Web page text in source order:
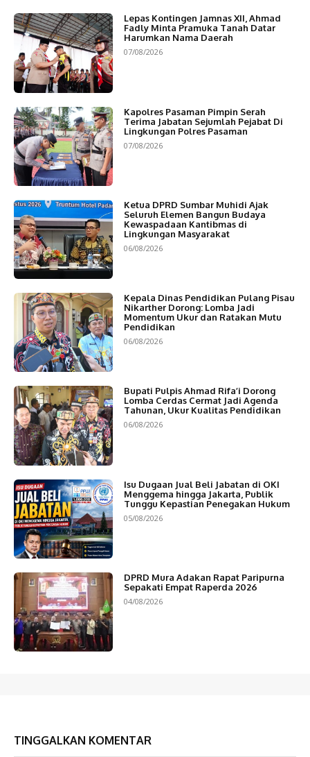
Lepas Kontingen Jamnas XII, Ahmad
Fadly Minta Pramuka Tanah Datar
Harumkan Nama Daerah
07/08/2026
Kapolres Pasaman Pimpin Serah
Terima Jabatan Sejumlah Pejabat Di
Lingkungan Polres Pasaman
07/08/2026
Ketua DPRD Sumbar Muhidi Ajak
Seluruh Elemen Bangun Budaya
Kewaspadaan Kantibmas di
Lingkungan Masyarakat
06/08/2026
Kepala Dinas Pendidikan Pulang Pisau
Nikarther Dorong: Lomba Jadi
Momentum Ukur dan Ratakan Mutu
Pendidikan
06/08/2026
Bupati Pulpis Ahmad Rifa’i Dorong
Lomba Cerdas Cermat Jadi Agenda
Tahunan, Ukur Kualitas Pendidikan
06/08/2026
Isu Dugaan Jual Beli Jabatan di OKI
Menggema hingga Jakarta, Publik
Tunggu Kepastian Penegakan Hukum
05/08/2026
DPRD Mura Adakan Rapat Paripurna
Sepakati Empat Raperda 2026
04/08/2026
TINGGALKAN KOMENTAR